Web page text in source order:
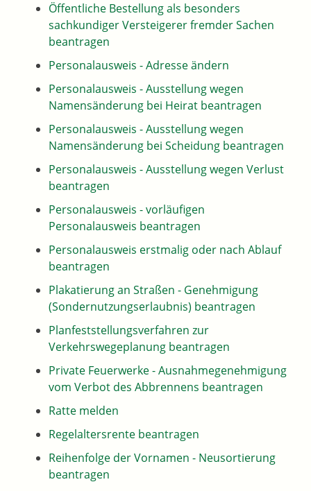
Öffentliche Bestellung als besonders
sachkundiger Versteigerer fremder Sachen
beantragen
Personalausweis - Adresse ändern
Personalausweis - Ausstellung wegen
Namensänderung bei Heirat beantragen
Personalausweis - Ausstellung wegen
Namensänderung bei Scheidung beantragen
Personalausweis - Ausstellung wegen Verlust
beantragen
Personalausweis - vorläufigen
Personalausweis beantragen
Personalausweis erstmalig oder nach Ablauf
beantragen
Plakatierung an Straßen - Genehmigung
(Sondernutzungserlaubnis) beantragen
Planfeststellungsverfahren zur
Verkehrswegeplanung beantragen
Private Feuerwerke - Ausnahmegenehmigung
vom Verbot des Abbrennens beantragen
Ratte melden
Regelaltersrente beantragen
Reihenfolge der Vornamen - Neusortierung
beantragen